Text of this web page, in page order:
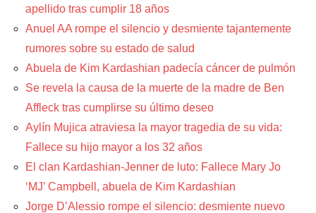
apellido tras cumplir 18 años
Anuel AA rompe el silencio y desmiente tajantemente
rumores sobre su estado de salud
Abuela de Kim Kardashian padecía cáncer de pulmón
Se revela la causa de la muerte de la madre de Ben
Affleck tras cumplirse su último deseo
Aylín Mujica atraviesa la mayor tragedia de su vida:
Fallece su hijo mayor a los 32 años
El clan Kardashian-Jenner de luto: Fallece Mary Jo
‘MJ’ Campbell, abuela de Kim Kardashian
Jorge D’Alessio rompe el silencio: desmiente nuevo